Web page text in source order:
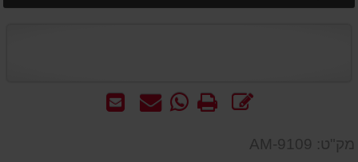
שלח
שאל WhatsApp
הדפס
מק"ט: AM-9109